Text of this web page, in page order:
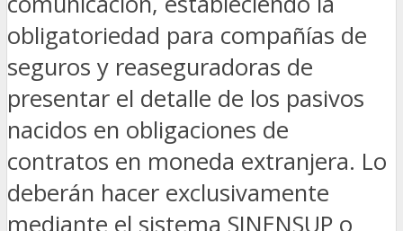
obligatoriedad para compañías de
seguros y reaseguradoras de
presentar el detalle de los pasivos
nacidos en obligaciones de
contratos en moneda extranjera. Lo
deberán hacer exclusivamente
mediante el sistema SINENSUP o